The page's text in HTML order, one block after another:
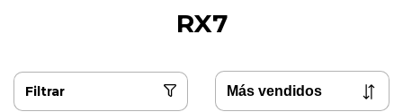
RX7
Filtrar